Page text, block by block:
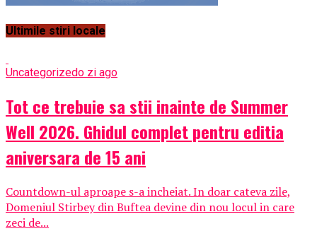
Ultimile stiri locale
Uncategorizedo zi ago
Tot ce trebuie sa stii inainte de Summer
Well 2026. Ghidul complet pentru editia
aniversara de 15 ani
Countdown-ul aproape s-a incheiat. In doar cateva zile,
Domeniul Stirbey din Buftea devine din nou locul in care
zeci de...